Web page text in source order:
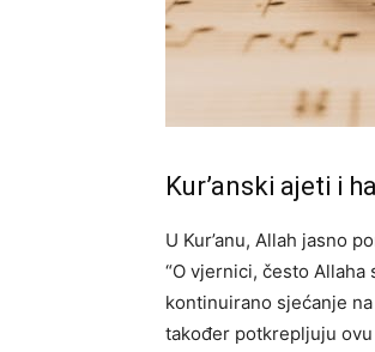
Kur’anski ajeti i
U Kur’anu, Allah jasno
“O vjernici, često
kontinuirano sjećanje
također potkrepljuju